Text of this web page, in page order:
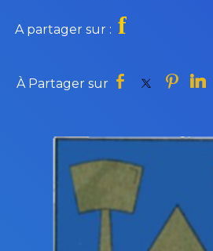
A partager sur : f